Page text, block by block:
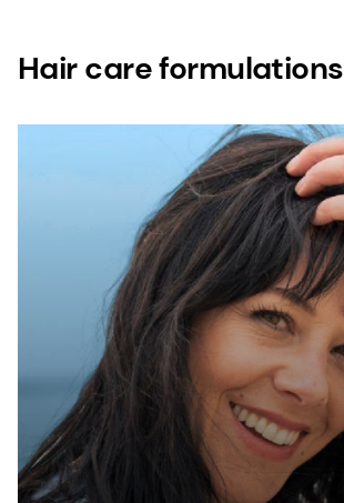
Hair care formulations